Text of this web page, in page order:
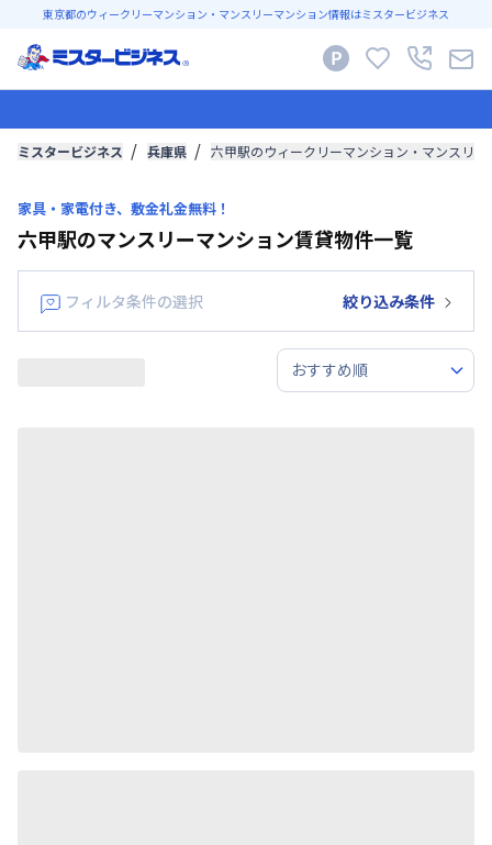
東京都のウィークリーマンション・マンスリーマンション情報はミスタービジネス
ミスタービジネス 兵庫県 六甲駅のウィークリーマンション・マンスリ
家具・家電付き、敷金礼金無料！
六甲駅のマンスリーマンション賃貸物件一覧
フィルタ条件の選択 絞り込み条件